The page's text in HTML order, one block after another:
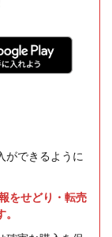
ができるように
をせどり・転売